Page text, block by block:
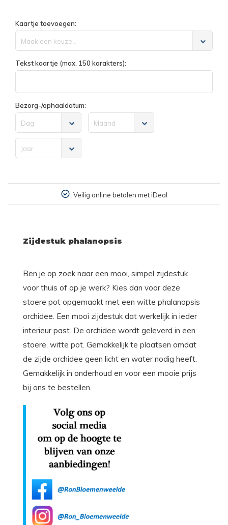
Kaartje toevoegen:
Maak een keuze...
Tekst kaartje (max. 150 karakters):
Bezorg-/ophaaldatum:
Dag Maand
Jaar
Veilig online betalen met iDeal
Zijdestuk phalanopsis
Ben je op zoek naar een mooi, simpel zijdestuk
voor thuis of op je werk? Kies dan voor deze
stoere pot opgemaakt met een witte phalanopsis
orchidee. Een mooi zijdestuk dat werkelijk in ieder
interieur past. De orchidee wordt geleverd in een
stoere, witte pot. Gemakkelijk te plaatsen omdat
de zijde orchidee geen licht en water nodig heeft.
Gemakkelijk in onderhoud en voor een mooie prijs
bij ons te bestellen.